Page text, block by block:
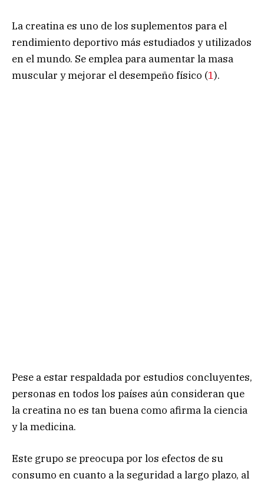
La creatina es uno de los suplementos para el
rendimiento deportivo más estudiados y utilizados
en el mundo. Se emplea para aumentar la masa
muscular y mejorar el desempeño físico (1).
Pese a estar respaldada por estudios concluyentes,
personas en todos los países aún consideran que
la creatina no es tan buena como afirma la ciencia
y la medicina.
Este grupo se preocupa por los efectos de su
consumo en cuanto a la seguridad a largo plazo, al